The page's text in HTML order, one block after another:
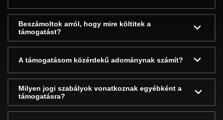
Beszámoltok arról, hogy mire költitek a
támogatást?
A támogatásom közérdekű adománynak számít?
Milyen jogi szabályok vonatkoznak egyébként a
támogatásra?